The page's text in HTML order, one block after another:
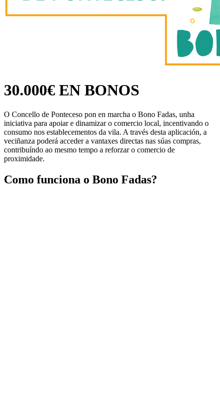
30.000€ EN BONOS
O Concello de Ponteceso pon en marcha o Bono Fadas, unha
iniciativa para apoiar e dinamizar o comercio local, incentivando o
consumo nos establecementos da vila. A través desta aplicación, a
veciñanza poderá acceder a vantaxes directas nas súas compras,
contribuíndo ao mesmo tempo a reforzar o comercio de
proximidade.
Como funciona o Bono Fadas?